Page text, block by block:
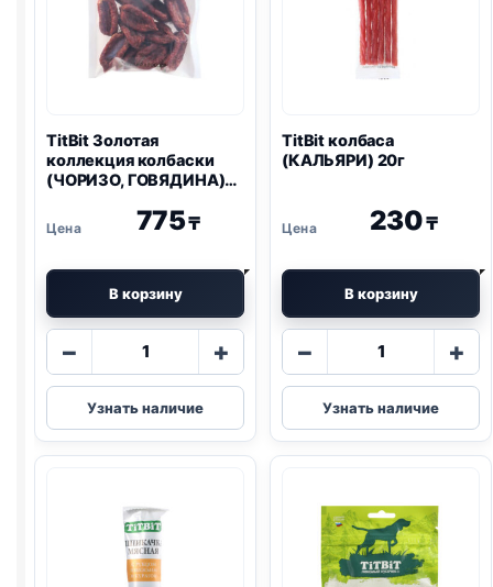
TitBit Золотая
коллекция колбаски
(ЧОРИЗО, ГОВЯДИНА)
775₸
В корзину
−
Количество
TitBit
Золотая
коллекция
ГОВЯДИНА)
80г
+
Узнать наличие
TitBit колбаса
(КАЛЬЯРИ) 20г
230₸
В корзину
−
Количество
TitBit
колбаса
(КАЛЬЯРИ)
+
Узнать наличие